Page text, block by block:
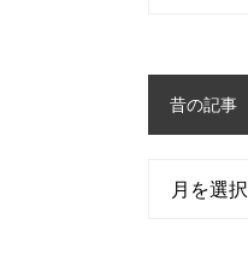
昔の記事
月を選択